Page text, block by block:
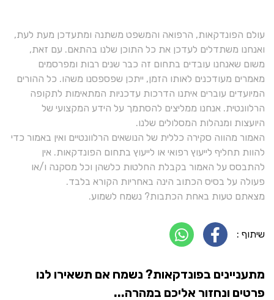
עולם הפונדקאות, הרפואה והמשפט משתנה ומתעדכן מעת לעת,
ואנחנו משתדלים לעדכן את כל התוכן שלנו בהתאם. עם זאת,
משום שאנחנו עובדים בתחום זה כבר שנים רבות ומפרסמים
מאמרים מעודכנים לאותו הזמן, ייתכן שפספסנו משהו. כל ההורים
המיועדים עוברים איתנו הדרכות עדכניות המתאימות לתקופה
הרלוונטית. אנחנו ממליצים להסתמך על הידע המקצועי של
היועצות ומנהלות המסלולים שלנו.
האמור מהווה סקירה כללית של הנושאים הרלוונטיים ואין באמור כדי
להוות תחליף לייעוץ רפואי או לייעוץ בתחום הפונדקאות. אין
להתבסס על האמור בקבלת החלטות כלשהן וכל מסקנה ו/או
פעולה על בסיס הכתוב הינה באחריות הקורא בלבד.
מצאתם טעות באחת הכתבות? נשמח לשמוע.
שיתוף :
מתעניינים בפונדקאות? נשמח אם תשאירו לנו
פרטים ונחזור אליכם במהרה...